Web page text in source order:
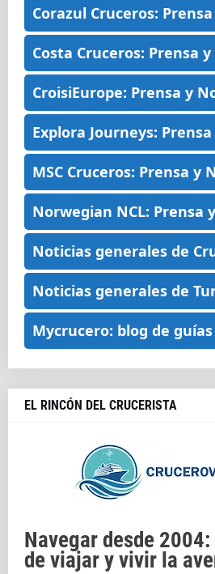
Corazul Cruceros:
Costa Cruceros: Prensa
CroisiEurope: Prensa y
Explora Journeys:
MSC Cruceros: Prensa y
Norwegian NCL: Prensa
Noticias generales de
Noticias generales de
Mycrucero: blog de
EL RINCÓN DEL CRUCERISTA
Navegar desde
de viajar y vivir la